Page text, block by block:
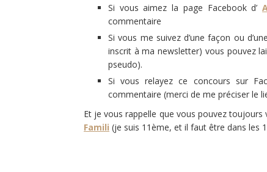
Si vous aimez la page Facebook d’
commentaire
Si vous me suivez d’une façon ou
inscrit à ma newsletter) vous pouvez
pseudo).
Si vous relayez ce concours sur
commentaire (merci de me préciser le
Et je vous rappelle que vous pouvez
Famili (je suis 11ème, et il faut être dans les